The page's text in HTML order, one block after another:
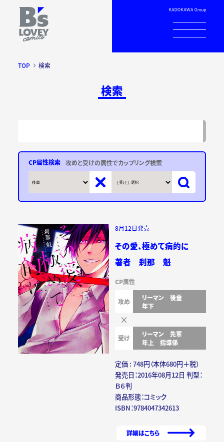
TOP 検索
検索
攻めと受けの属性でカップリング検索
CP属性検索
8月12日発売
その愛、極めて病的に
著者 刹那 魁
CP属性
攻め リーマン
後輩
年下
受け リーマン
先輩
年上
指導係
定価 : 748円（本体680円＋税）
発売日：2016年08月12日 判型：
Ｂ６判
商品形態：コミック
ISBN：9784047342613
詳細はこちら